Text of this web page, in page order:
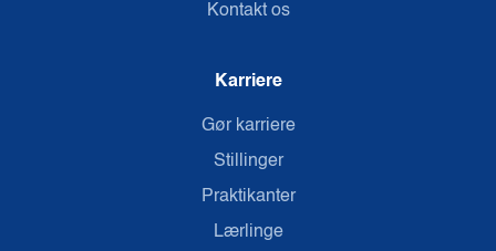
Kontakt os
Karriere
Gør karriere
Stillinger
Praktikanter
Lærlinge